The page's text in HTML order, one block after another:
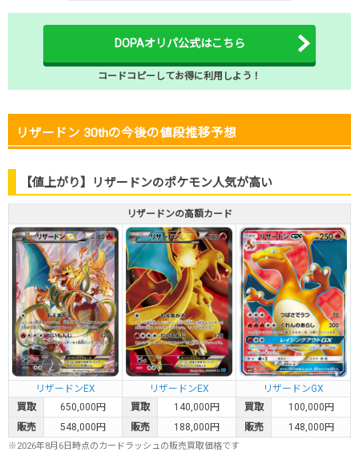
DOPAオリパ公式はこちら
コードコピーしてお得に利用しよう！
リザードン 30thの今後の値段推移予想
【値上がり】リザードンのポケモン人気が高い
リザードンの高額カード
リザードンEX リザードンEX
リザードンGX
買取
650,000円 買取 140,000円 買取
100,000円
販売
548,000円 販売 188,000円 販売 148,000円
※2026年8月6日時点のカードラッシュの販売買取価格です